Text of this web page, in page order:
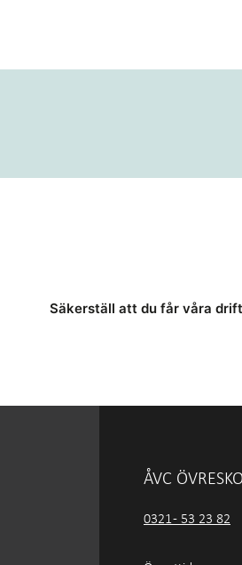
Säkerställ att du får våra
ÅVC
0321 - 53 23 82